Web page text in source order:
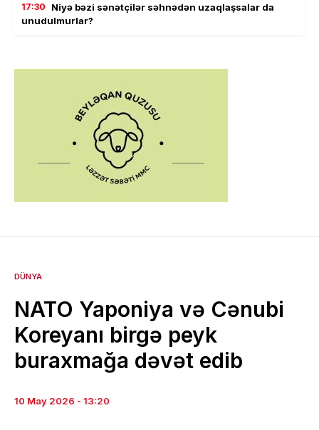
17:30
Niyə bəzi sənətçilər səhnədən uzaqlaşsalar da
unudulmurlar?
DÜNYA
NATO Yaponiya və Cənubi
Koreyanı birgə peyk
buraxmağa dəvət edib
10 May 2026 - 13:20